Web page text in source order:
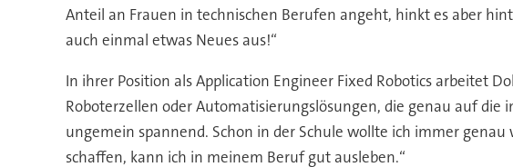
Anteil an Frauen in technischen Berufen angeht, hinkt es aber
auch einmal etwas Neues aus!“
In ihrer Position als Application Engineer Fixed Robotics arbeitet
Roboterzellen oder Automatisierungslösungen, die genau auf
ungemein spannend. Schon in der Schule wollte ich immer
schaffen, kann ich in meinem Beruf gut ausleben.“